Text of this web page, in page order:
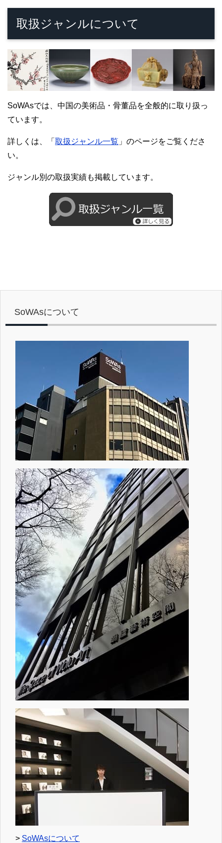
取扱ジャンルについて
SoWAsでは、中国の美術品・骨董品を全般的に取り扱っ
ています。
詳しくは、「 取扱ジャンル一覧 」のページをご覧くださ
い。
ジャンル別の取扱実績も掲載しています。
SoWAsについて
> SoWAsについて